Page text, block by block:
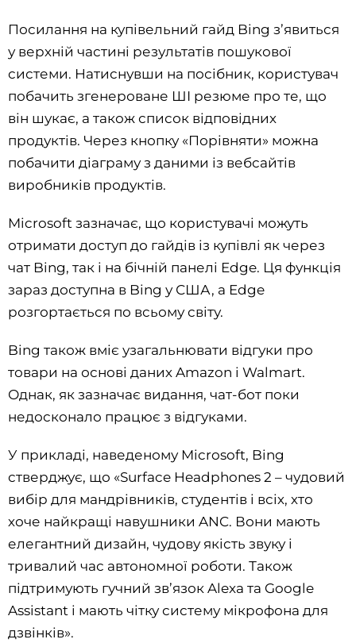
Посилання на купівельний гайд Bing з’явиться
у верхній частині результатів пошукової
системи. Натиснувши на посібник, користувач
побачить згенероване ШІ резюме про те, що
він шукає, а також список відповідних
продуктів. Через кнопку «Порівняти» можна
побачити діаграму з даними із вебсайтів
виробників продуктів.
Microsoft зазначає, що користувачі можуть
отримати доступ до гайдів із купівлі як через
чат Bing, так і на бічній панелі Edge. Ця функція
зараз доступна в Bing у США, а Edge
розгортається по всьому світу.
Bing також вміє узагальнювати відгуки про
товари на основі даних Amazon і Walmart.
Однак, як зазначає видання, чат-бот поки
недосконало працює з відгуками.
У прикладі, наведеному Microsoft, Bing
стверджує, що «Surface Headphones 2 – чудовий
вибір для мандрівників, студентів і всіх, хто
хоче найкращі навушники ANC. Вони мають
елегантний дизайн, чудову якість звуку і
тривалий час автономної роботи. Також
підтримують гучний зв’язок Alexa та Google
Assistant і мають чітку систему мікрофона для
дзвінків».